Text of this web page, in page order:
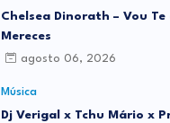
Chelsea Dinorath – Vou
Mereces
agosto 06, 2026
Música
Dj Verigal x Tchu Mário x